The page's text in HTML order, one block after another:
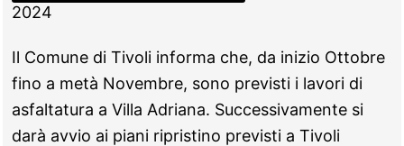
2024
Il Comune di Tivoli informa che, da inizio Ottobre
fino a metà Novembre, sono previsti i lavori di
asfaltatura a Villa Adriana. Successivamente si
darà avvio ai piani ripristino previsti a Tivoli